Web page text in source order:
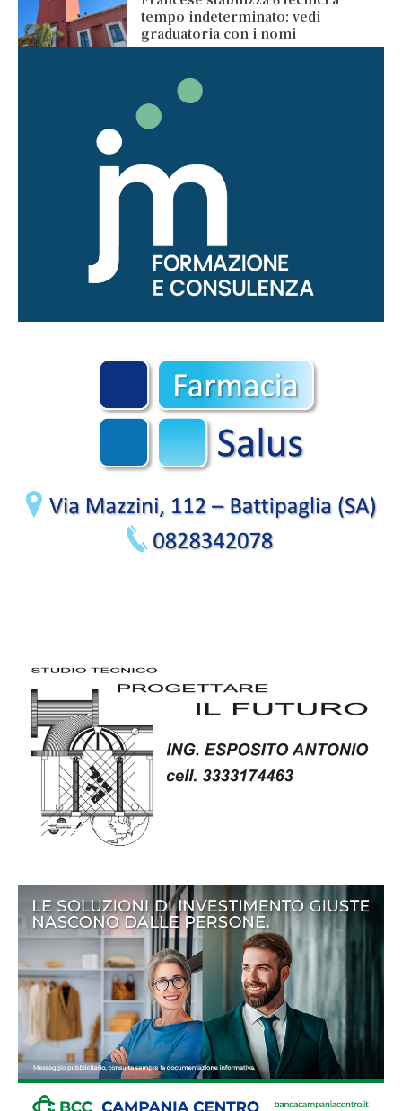
tempo indeterminato: vedi
graduatoria con i nomi